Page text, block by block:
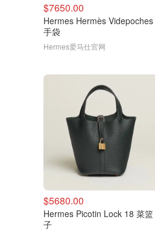
$7650.00
Hermes Hermès Videpoches
手袋
Hermes爱马仕官网
$5680.00
Hermes Picotin Lock 18 菜篮
子